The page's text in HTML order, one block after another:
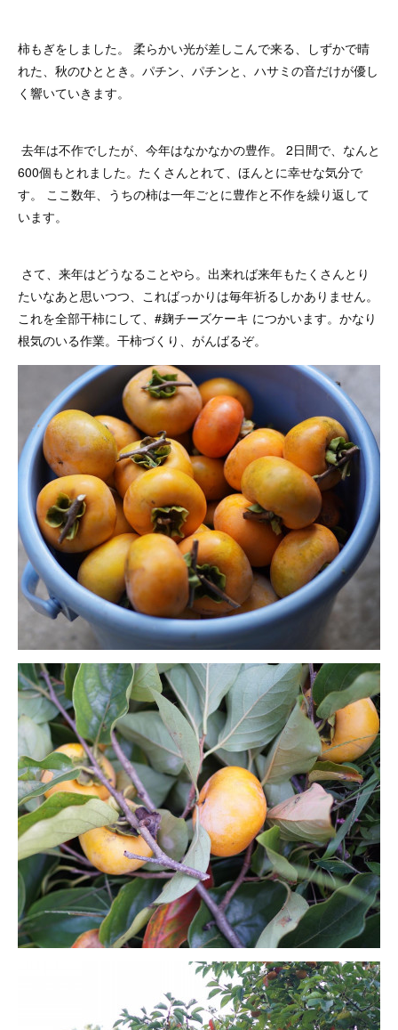
柿もぎをしました。 柔らかい光が差しこんで来る、しずかで晴
れた、秋のひととき。パチン、パチンと、ハサミの音だけが優し
く響いていきます。
去年は不作でしたが、今年はなかなかの豊作。 2日間で、なんと
600個もとれました。たくさんとれて、ほんとに幸せな気分で
す。 ここ数年、うちの柿は一年ごとに豊作と不作を繰り返して
います。
さて、来年はどうなることやら。出来れば来年もたくさんとり
たいなあと思いつつ、こればっかりは毎年祈るしかありません。
これを全部干柿にして、#麹チーズケーキ につかいます。かなり
根気のいる作業。干柿づくり、がんばるぞ。